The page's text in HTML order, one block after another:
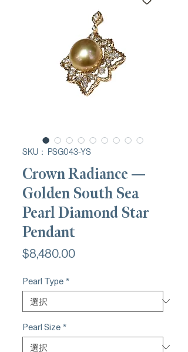
SKU： PSG043-YS
Crown Radiance —
Golden South Sea
Pearl Diamond Star
Pendant
$8,480.00価
Pearl Type*
Pearl Size*